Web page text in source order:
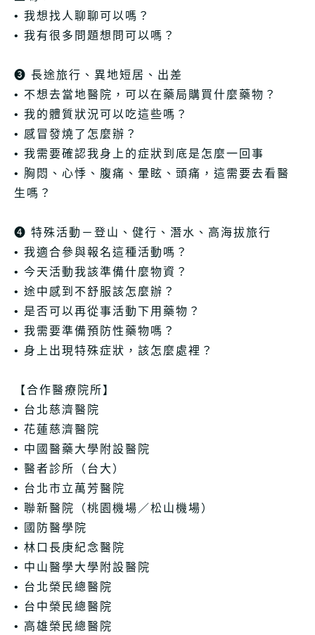
• 我想找人聊聊可以嗎？
• 我有很多問題想問可以嗎？
➌ 長途旅行、異地短居、出差
• 不想去當地醫院，可以在藥局購買什麼藥物？
• 我的體質狀況可以吃這些嗎？
• 感冒發燒了怎麼辦？
• 我需要確認我身上的症狀到底是怎麼一回事
• 胸悶、心悸、腹痛、暈眩、頭痛，這需要去看醫
生嗎？
➍ 特殊活動－登山、健行、潛水、高海拔旅行
• 我適合參與報名這種活動嗎？
• 今天活動我該準備什麼物資？
• 途中感到不舒服該怎麼辦？
• 是否可以再從事活動下用藥物？
• 我需要準備預防性藥物嗎？
• 身上出現特殊症狀，該怎麼處裡？
【合作醫療院所】
• 台北慈濟醫院
• 花蓮慈濟醫院
• 中國醫藥大學附設醫院
• 醫者診所（台大）
• 台北市立萬芳醫院
• 聯新醫院（桃園機場／松山機場）
• 國防醫學院
• 林口長庚紀念醫院
• 中山醫學大學附設醫院
• 台北榮民總醫院
• 台中榮民總醫院
• 高雄榮民總醫院